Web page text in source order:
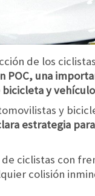
de los ciclistas
POC, una
y
y
estrategia
ciclistas con
colisión